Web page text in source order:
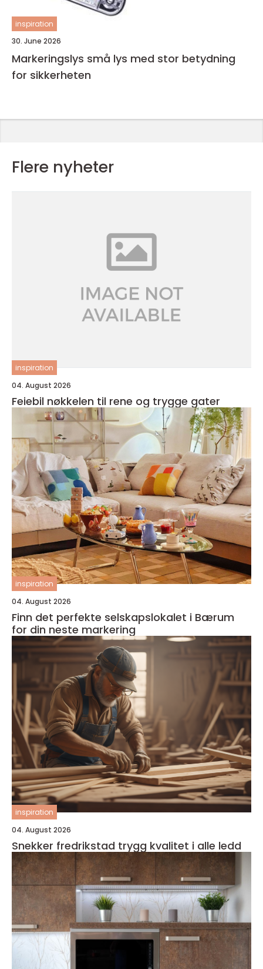
inspiration
30. June 2026
Markeringslys små lys med stor betydning
for sikkerheten
Flere nyheter
inspiration
04. August 2026
Feiebil nøkkelen til rene og trygge gater
inspiration
04. August 2026
Finn det perfekte selskapslokalet i Bærum
for din neste markering
inspiration
04. August 2026
Snekker fredrikstad trygg kvalitet i alle ledd